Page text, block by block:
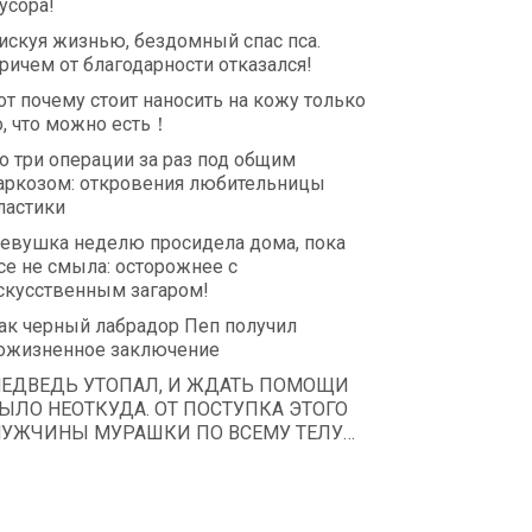
жизнью, бездомный спас пса.
от благодарности отказался!
почему стоит наносить на кожу только
что можно есть！
три операции за раз под общим
откровения любительницы
неделю просидела дома, пока
не смыла: осторожнее с
загаром!
черный лабрадор Пеп получил
заключение
УТОПАЛ, И ЖДАТЬ ПОМОЩИ
НЕОТКУДА. ОТ ПОСТУПКА ЭТОГО
МУРАШКИ ПО ВСЕМУ ТЕЛУ…